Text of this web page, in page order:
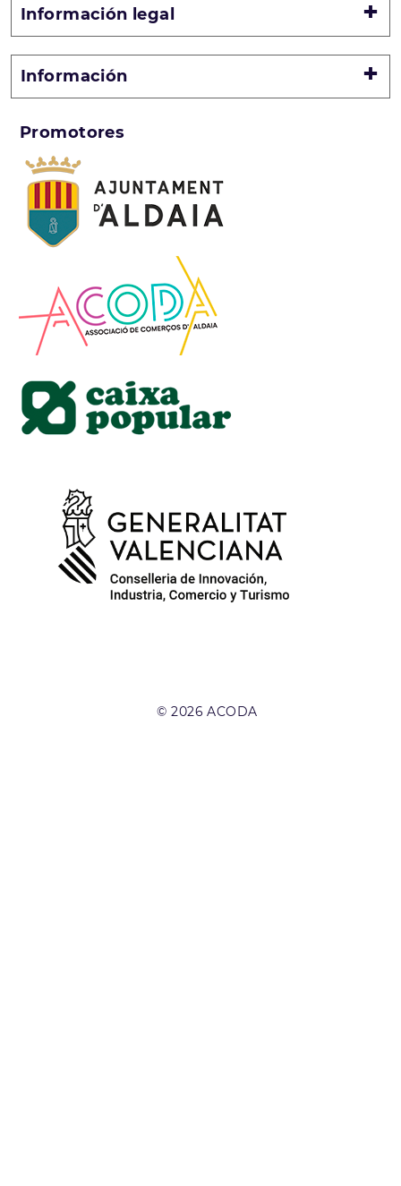
Información legal
Información
Promotores
© 2026 ACODA